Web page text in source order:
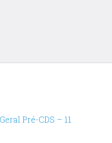
Pré-CDS – 11